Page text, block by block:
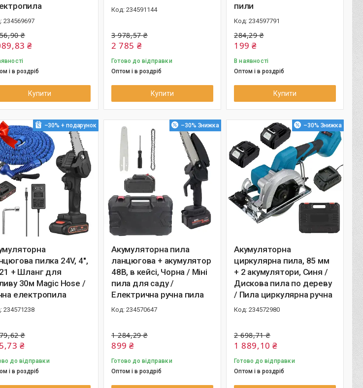
234569697
₴
₴
і в роздріб
Купити
234591144
3 978,57 ₴
2 785 ₴
Готово до відправки
Оптом і в роздріб
Купити
пили
234597791
284,29 ₴
199 ₴
В наявності
Оптом і в роздріб
Купити
–30%
пилка 24V, 4'',
21 + Шланг для
30м Magic Hose /
електропила
234571238
₴
₴
до відправки
і в роздріб
–30%
Акумуляторна пила
ланцюгова + акумулятор
48В, в кейсі, Чорна / Міні
пила для саду /
Електрична ручна пила
234570647
1 284,29 ₴
899 ₴
Готово до відправки
Оптом і в роздріб
–30%
Акумуляторна
циркулярна пила, 85 мм
+ 2 акумулятори, Синя /
Дискова пила по дереву
/ Пила циркулярна ручна
234572980
2 698,71 ₴
1 889,10 ₴
Готово до відправки
Оптом і в роздріб